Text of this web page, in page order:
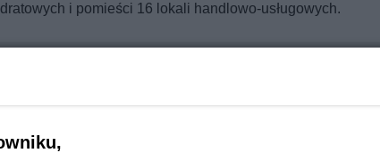
i pomieści 16 lokali handlowo-usługowych.
przy najwyższych cenach, zaplanuj!